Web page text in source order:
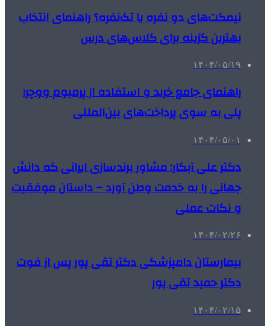
نیمکت‌های دو نفره یا تک‌نفره؟ راهنمای انتخاب
بهترین گزینه برای کلاس‌های درس
۱۴۰۴/۰۵/۱۹
راهنمای جامع خرید و استفاده از پرمیوم ووچر؛
پلی به سوی پرداخت‌های بین‌المللی
۱۴۰۴/۰۵/۰۱
دکتر علی آبکار: مشاور برندسازی ایرانی که دانش
جهانی را به خدمت وطن آورد – داستان موفقیت
و نکات عملی
۱۴۰۴/۰۲/۲۶
بیمارستان دامپزشکی دکتر تقی پور پس از فوت
دکتر حمید تقی پور
۱۴۰۴/۰۲/۱۵